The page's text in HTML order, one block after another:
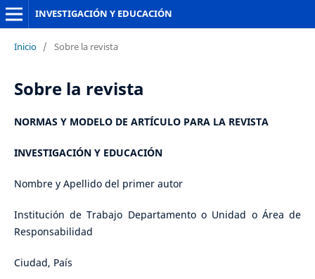
INVESTIGACIÓN Y EDUCACIÓN
Inicio / Sobre la revista
Sobre la revista
NORMAS Y MODELO DE ARTÍCULO PARA LA REVISTA
INVESTIGACIÓN Y EDUCACIÓN
Nombre y Apellido del primer autor
Institución de Trabajo Departamento o Unidad o Área de
Responsabilidad
Ciudad, País